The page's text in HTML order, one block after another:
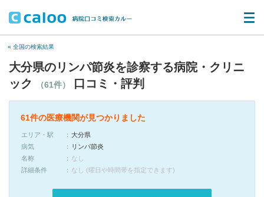
« 全国の検索結果
大分県のリンパ節炎を診察する病院・クリニ
ック
（61件） 口コミ・評判
61件の医療機関が見つかりました
エリア・駅
大分県
病気
リンパ節炎
名称
なし
詳細条件
なし (曜日や時間帯を指定できます)